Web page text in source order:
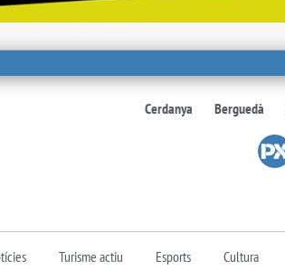
Cerdanya Berguedà
Turisme actiu Esports Cultura